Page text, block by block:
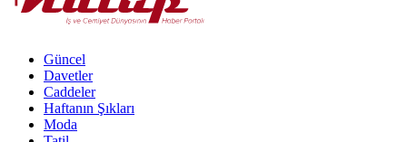
Güncel
Davetler
Caddeler
Haftanın Şıkları
Moda